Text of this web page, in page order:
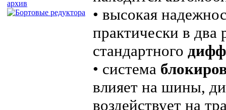
архив
• высокая
практически в два
стандартного
• система
влияет на шины,
воздействует на